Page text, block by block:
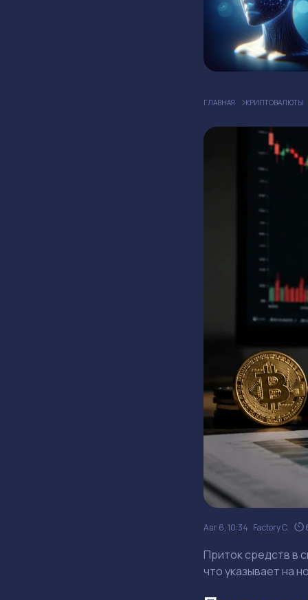
ГЛАВНАЯ КРИПТОВАЛЮТЫ
Авг 6, 10:34 Factory C.
Приток средств в
что указывает на